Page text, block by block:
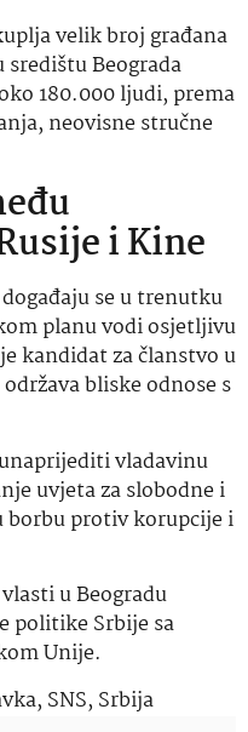
velik broj građana
središtu Beograda
180.000 ljudi, prema
neovisne stručne
i Kine
se u trenutku
planu vodi osjetljivu
kandidat za članstvo u
bliske odnose s
vladavinu
uvjeta za slobodne i
protiv korupcije i
u Beogradu
politike Srbije sa
Unije.
, SNS, Srbija